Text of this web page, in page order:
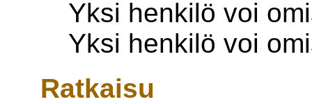
Yksi henkilö voi
Yksi henkilö voi
Ratkaisu